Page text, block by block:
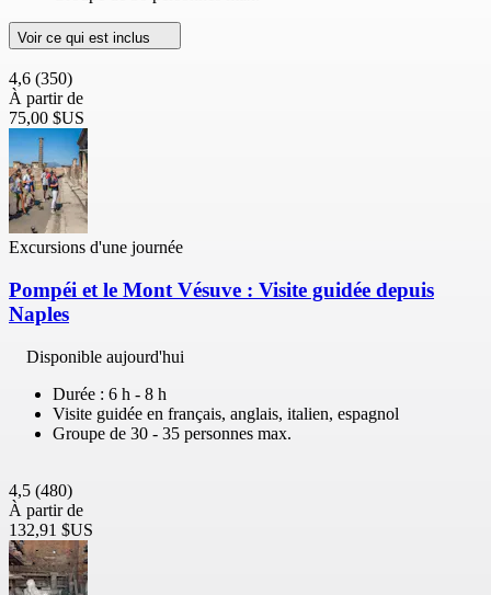
Voir ce qui est inclus
4,6 (350)
À partir de
75,00 $US
Excursions d'une journée
Pompéi et le Mont Vésuve : Visite guidée depuis
Naples
Disponible aujourd'hui
Durée : 6 h - 8 h
Visite guidée en français, anglais, italien, espagnol
Groupe de 30 - 35 personnes max.
4,5 (480)
À partir de
132,91 $US